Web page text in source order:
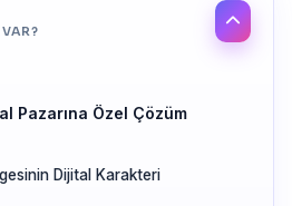
Pazarına Özel Çözüm
Dijital Karakteri